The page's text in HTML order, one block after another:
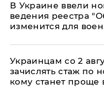
В Украине ввели
ведения реестра
изменится для
Украинцам со 2
зачислять стаж по
кому станет